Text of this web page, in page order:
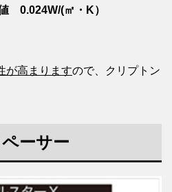
0.024W/(㎡・K）
が高まりますので、クリプトン
ーサー